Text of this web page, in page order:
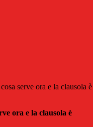
serve ora e la clausola è
ora e la clausola è